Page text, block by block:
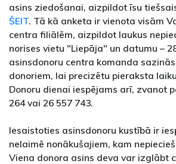
asins ziedošanai, aizpildot īsu
ŠEIT. Tā kā anketa ir vienota visām
centra filiālēm, aizpildot laukus
norises vietu "Liepāja" un datumu –
asinsdonoru centra komanda
donoriem, lai precizētu pieraksta
Donoru dienai iespējams arī, zvanot
264 vai 26 557 743.
Iesaistoties asinsdonoru kustībā ir
nelaimē nonākušajiem, kam
Viena donora asins deva var izglābt